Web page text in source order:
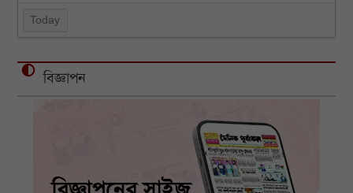
Today
বিজ্ঞাপন